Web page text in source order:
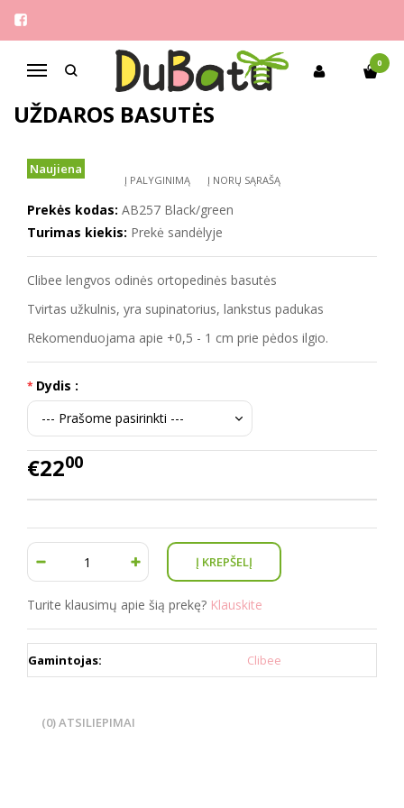
Navigacija
0
Pagrindinis
Clibee 26-31 odinės ortopedinės uždaros basutės
CLIBEE 26-31 ODINĖS ORTOPEDINĖS
UŽDAROS BASUTĖS
Naujiena
Į PALYGINIMĄ Į NORŲ SĄRAŠĄ
Prekės kodas: AB257 Black/green
Turimas kiekis: Prekė sandėlyje
Clibee lengvos odinės ortopedinės basutės
Tvirtas užkulnis, yra supinatorius, lankstus padukas
Rekomenduojama apie +0,5 - 1 cm prie pėdos ilgio.
Dydis :
€2200
Turite klausimų apie šią prekę? Klauskite
Gamintojas: Clibee
(0) ATSILIEPIMAI